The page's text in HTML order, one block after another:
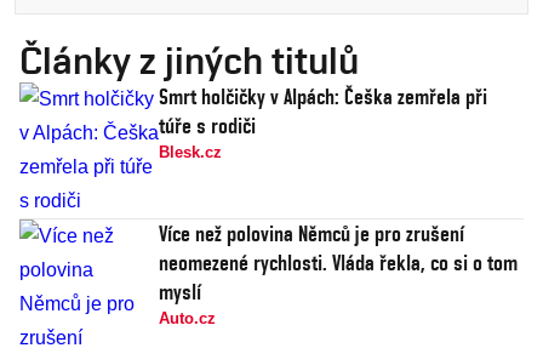
Články z jiných titulů
Smrt holčičky v Alpách: Češka zemřela při
túře s rodiči
Blesk.cz
Více než polovina Němců je pro zrušení
neomezené rychlosti. Vláda řekla, co si o tom
myslí
Auto.cz